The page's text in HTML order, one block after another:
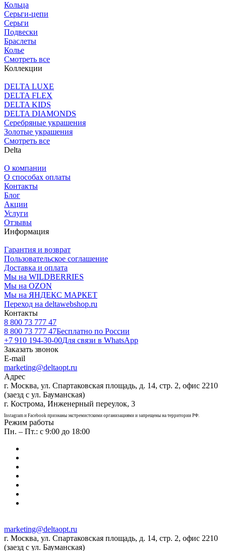
Кольца
Серьги-цепи
Серьги
Подвески
Браслеты
Колье
Смотреть все
Коллекции
DELTA LUXE
DELTA FLEX
DELTA KIDS
DELTA DIAMONDS
Серебряные украшения
Золотые украшения
Смотреть все
Delta
О компании
О способах оплаты
Контакты
Блог
Акции
Услуги
Отзывы
Информация
Гарантия и возврат
Пользовательское соглашение
Доставка и оплата
Мы на WILDBERRIES
Мы на OZON
Мы на ЯНДЕКС МАРКЕТ
Переход на deltawebshop.ru
Контакты
8 800 73 777 47
8 800 73 777 47Бесплатно по России
+7 910 194-30-00Для связи в WhatsApp
Заказать звонок
E-mail
marketing@deltaopt.ru
Адрес
г. Москва, ул. Спартаковская площадь, д. 14, стр. 2, офис 2210
(заезд с ул. Бауманская)
г. Кострома, Инженерный переулок, 3
Instagram и Facebook признаны экстремистскими организациями и запрещены на территории РФ.
Режим работы
Пн. – Пт.: с 9:00 до 18:00
marketing@deltaopt.ru
г. Москва, ул. Спартаковская площадь, д. 14, стр. 2, офис 2210
(заезд с ул. Бауманская)